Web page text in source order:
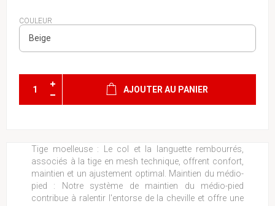
COULEUR
AJOUTER AU PANIER
Tige moelleuse : Le col et la languette rembourrés,
associés à la tige en mesh technique, offrent confort,
maintien et un ajustement optimal. Maintien du médio-
pied : Notre système de maintien du médio-pied
contribue à ralentir l'entorse de la cheville et offre une